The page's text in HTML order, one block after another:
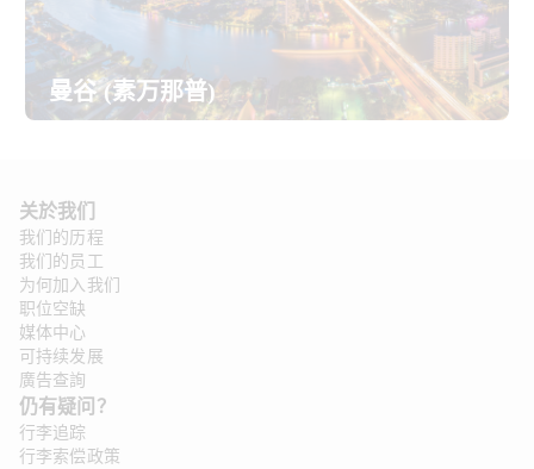
曼谷 (素万那普)
关於我们
我们的历程
我们的员工
为何加入我们
职位空缺
媒体中心
可持续发展
廣告查詢
仍有疑问？
行李追踪
行李索偿政策